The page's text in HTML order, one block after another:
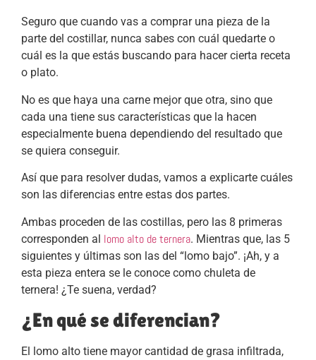
Seguro que cuando vas a comprar una pieza de la
parte del costillar, nunca sabes con cuál quedarte o
cuál es la que estás buscando para hacer cierta receta
o plato.
No es que haya una carne mejor que otra, sino que
cada una tiene sus características que la hacen
especialmente buena dependiendo del resultado que
se quiera conseguir.
Así que para resolver dudas, vamos a explicarte cuáles
son las diferencias entre estas dos partes.
Ambas proceden de las costillas, pero las 8 primeras
corresponden al lomo alto de ternera. Mientras que, las 5
siguientes y últimas son las del “lomo bajo”. ¡Ah, y a
esta pieza entera se le conoce como chuleta de
ternera! ¿Te suena, verdad?
¿En qué se diferencian?
El lomo alto tiene mayor cantidad de grasa infiltrada,